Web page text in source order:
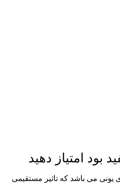
بود امتیاز دهید
یونی می باشد که تاثیر مستقیمی